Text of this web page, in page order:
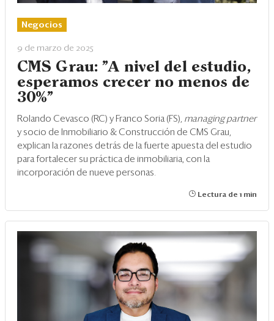
Eventos
Blogs
Ranking CEO
Edición Impresa
Negocios
9 de marzo de 2025
CMS Grau: "A nivel del estudio,
esperamos crecer no menos de
30%"
Rolando Cevasco (RC) y Franco Soria (FS), managing partner
y socio de Inmobiliario & Construcción de CMS Grau,
explican la razones detrás de la fuerte apuesta del estudio
para fortalecer su práctica de inmobiliaria, con la
incorporación de nueve personas.
Lectura de 1 min